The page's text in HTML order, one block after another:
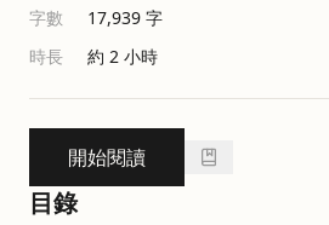
字數
17,939 字
時長
約 2 小時
開始閱讀
目錄